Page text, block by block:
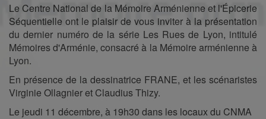
Le Centre National de la Mémoire Arménienne et l'Épicerie
Séquentielle ont le plaisir de vous inviter à la présentation
du dernier numéro de la série Les Rues de Lyon, intitulé
Mémoires d'Arménie, consacré à la Mémoire arménienne à
Lyon.
En présence de la dessinatrice FRANE, et les scénaristes
Virginie Ollagnier et Claudius Thizy.
Le jeudi 11 décembre, à 19h30 dans les locaux du CNMA